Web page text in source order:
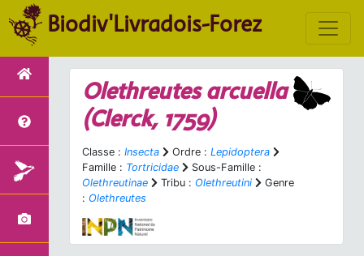
Biodiv'Livradois-Forez
Olethreutes arcuella
(Clerck, 1759)
Classe : Insecta Ordre : Lepidoptera
Famille : Tortricidae
Sous-Famille :
Olethreutinae
Tribu : Olethreutini
Genre
: Olethreutes